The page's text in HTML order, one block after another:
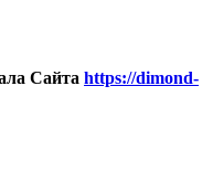
Сайта https://dimond-